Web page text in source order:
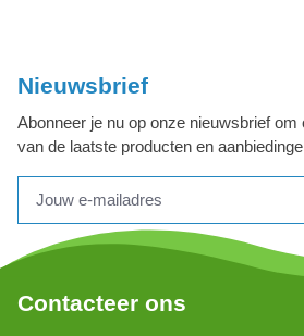
Nieuwsbrief
Abonneer je nu op onze nieuwsbrief om
van de laatste producten en
Contacteer ons